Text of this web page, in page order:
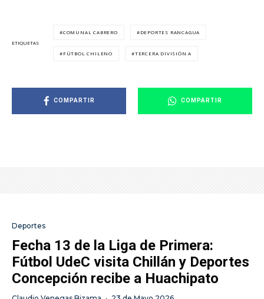
ETIQUETAS
COMUNAL CABRERO DEPORTES RANCAGUA
FÚTBOL CHILENO TERCERA DIVISIÓN A
COMPARTIR COMPARTIR
Deportes
Fecha 13 de la Liga de Primera:
Fútbol UdeC visita Chillán y Deportes
Concepción recibe a Huachipato